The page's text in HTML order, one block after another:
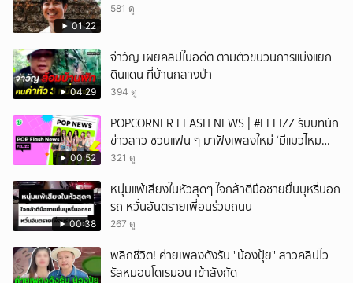
01:22
581 ดู
04:29
จ่าวัญ เผยคลิปในอดีต ตามตัวขบวนการแบ่งแยก
ดินแดน ที่บ้านกลางป่า
394 ดู
00:52
POPCORNER FLASH NEWS | #FELIZZ รับบทนัก
ข่าวสาว ชวนแฟน ๆ มาฟังเพลงใหม่ ‘มีแมวไหม
(Catch Me If You Can)’
321 ดู
00:38
หนุ่มแพ้เสียงในหัวสุดๆ ใจกล้าตีมือชายยื่นบุหรี่นอก
รถ หวั่นอันตรายเพื่อนร่วมถนน
267 ดู
พลิกชีวิต! ค่ายเพลงดังรับ "น้องปุ้ย" สาวคลิปไว
รัลหมอนโดเรมอน เข้าสังกัด